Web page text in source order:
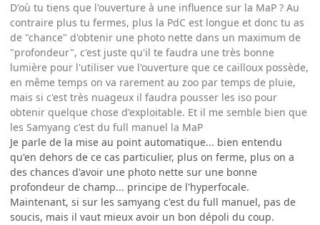
D'où tu tiens que l'ouverture à une influence sur la MaP ? Au
contraire plus tu fermes, plus la PdC est longue et donc tu as
de "chance" d'obtenir une photo nette dans un maximum de
"profondeur", c'est juste qu'il te faudra une très bonne
lumière pour l'utiliser vue l'ouverture que ce cailloux possède,
en même temps on va rarement au zoo par temps de pluie,
mais si c'est très nuageux il faudra pousser les iso pour
obtenir quelque chose d'exploitable. Et il me semble bien que
les Samyang c'est du full manuel la MaP
Je parle de la mise au point automatique... bien entendu
qu'en dehors de ce cas particulier, plus on ferme, plus on a
des chances d'avoir une photo nette sur une bonne
profondeur de champ... principe de l'hyperfocale.
Maintenant, si sur les samyang c'est du full manuel, pas de
soucis, mais il vaut mieux avoir un bon dépoli du coup.